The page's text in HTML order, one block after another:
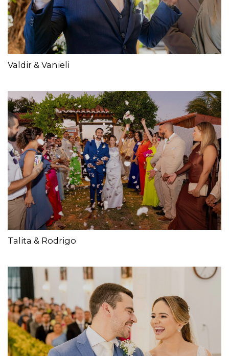
Valdir & Vanieli
Talita & Rodrigo